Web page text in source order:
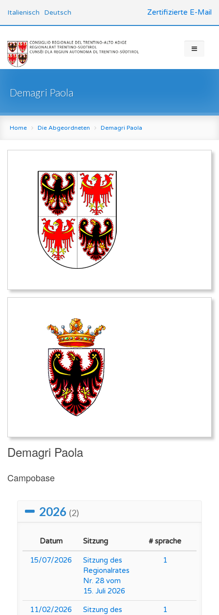
Italienisch Deutsch Zertifizierte E-Mail
Demagri Paola
Home Die Abgeordneten Demagri Paola
Demagri Paola
Campobase
2026 (2)
Datum Sitzung # sprache
15/07/2026
Sitzung des
Regionalrates
Nr. 28 vom
15. Juli 2026
1
11/02/2026
Sitzung des
1